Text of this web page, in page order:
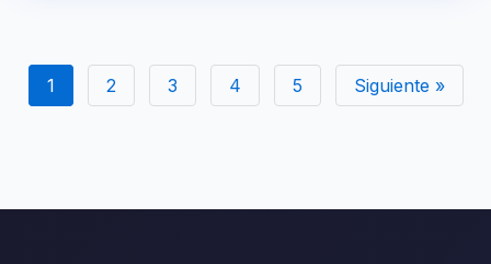
1 2 3 4 5 Siguiente »